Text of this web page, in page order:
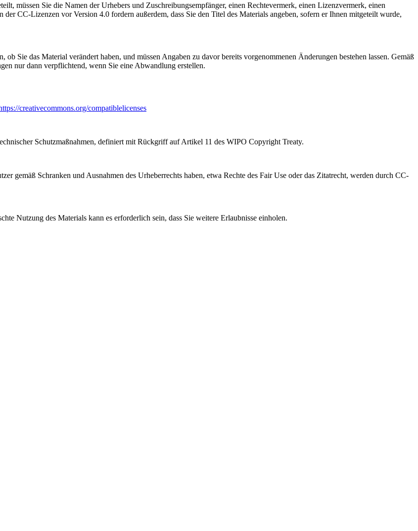
müssen Sie die Namen der Urhebers und Zuschreibungsempfänger, einen Rechtevermerk, einen Lizenzvermerk, einen
CC-Lizenzen vor Version 4.0 fordern außerdem, dass Sie den Titel des Materials angeben, sofern er Ihnen mitgeteilt wurde,
ob Sie das Material verändert haben, und müssen Angaben zu davor bereits vorgenommenen Änderungen bestehen lassen. Gemäß
nur dann verpflichtend, wenn Sie eine Abwandlung erstellen.
creativecommons.org/compatiblelicenses
Schutzmaßnahmen, definiert mit Rückgriff auf Artikel 11 des WIPO Copyright Treaty.
gemäß Schranken und Ausnahmen des Urheberrechts haben, etwa Rechte des Fair Use oder das Zitatrecht, werden durch CC-
Nutzung des Materials kann es erforderlich sein, dass Sie weitere Erlaubnisse einholen.